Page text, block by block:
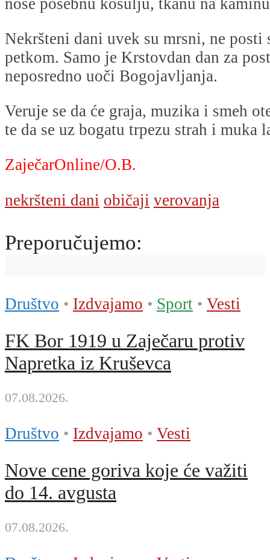
Nekršteni dani uvek su mrsni, ne posti
petkom. Samo je Krstovdan dan za
neposredno uoči Bogojavljanja.
Veruje se da će graja, muzika i smeh
te da se uz bogatu trpezu strah i muka
ZaječarOnline/O.B.
nekršteni dani običaji verovanja
Preporučujemo:
Društvo • Izdvajamo • Sport • Vesti
FK Bor 1919 u Zaječaru protiv
Napretka iz Kruševca
07.08.2026.
Društvo • Izdvajamo • Vesti
Nove cene goriva koje će važiti
do 14. avgusta
07.08.2026.